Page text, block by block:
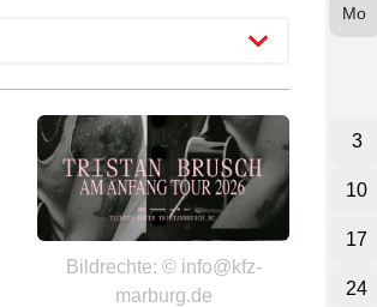
Bildrechte: © info@kfz-
marburg.de
Mo
3
10
17
24